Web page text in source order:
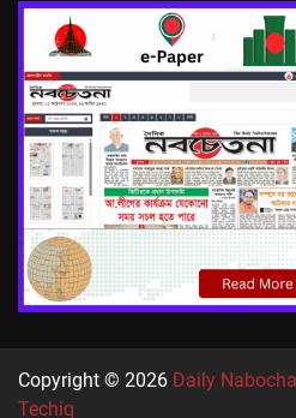
Copyright © 2026 Daily
Techiq